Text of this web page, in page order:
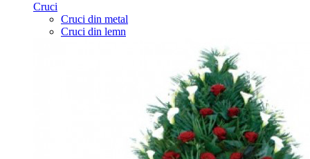
Cruci
Cruci din metal
Cruci din lemn